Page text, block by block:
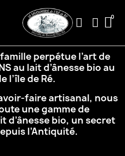
perpétue l’art de
au lait d’ânesse bio au
l’île de Ré.
faire artisanal, nous
une gamme de
d’ânesse bio, un secret
l’Antiquité.